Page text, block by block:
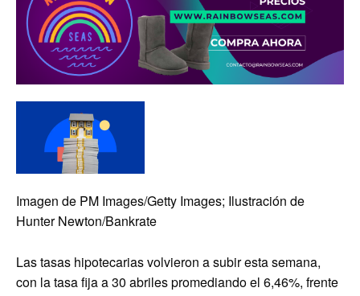
Imagen de PM Images/Getty Images; Ilustración de
Hunter Newton/Bankrate
Las tasas hipotecarias volvieron a subir esta semana,
con la tasa fija a 30 abriles promediando el 6,46%, frente